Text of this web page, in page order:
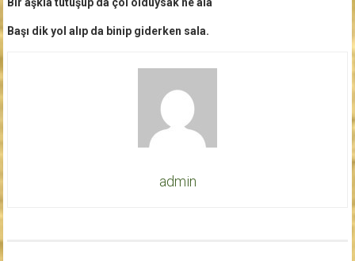
Başı dik yol alıp da binip giderken sala.
admin